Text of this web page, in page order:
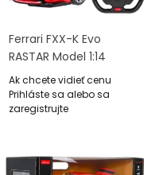
Ferrari FXX-K Evo
RASTAR Model 1:14
Diaľkovo Ovládané
Auto + Ovládač 2,4 GHz
Ak chcete vidieť cenu
Prihláste sa alebo sa
zaregistrujte